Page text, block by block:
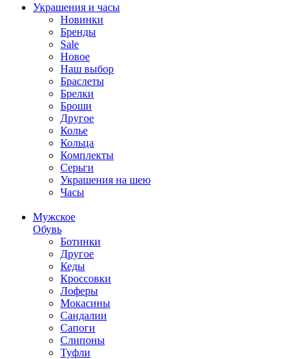
Украшения и часы
Новинки
Бренды
Sale
Новое
Наш выбор
Браслеты
Брелки
Броши
Другое
Колье
Кольца
Комплекты
Серьги
Украшения на шею
Часы
Мужское
Обувь
Ботинки
Другое
Кеды
Кроссовки
Лоферы
Мокасины
Сандалии
Сапоги
Слипоны
Туфли